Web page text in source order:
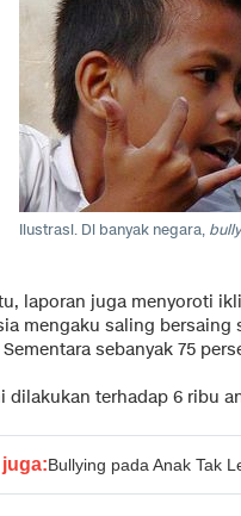
Ilustrasi. Di banyak negara,
laporan juga menyoroti
mengaku saling bersaing
Sementara sebanyak 75
dilakukan terhadap 6 ribu
Bullying pada Anak Tak